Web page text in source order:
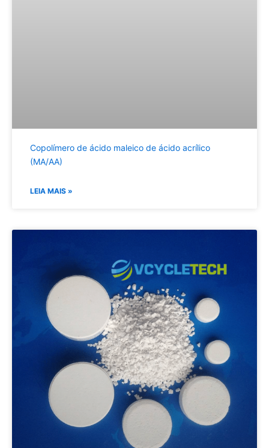
Copolímero de ácido maleico de ácido acrílico
(MA/AA)
LEIA MAIS »